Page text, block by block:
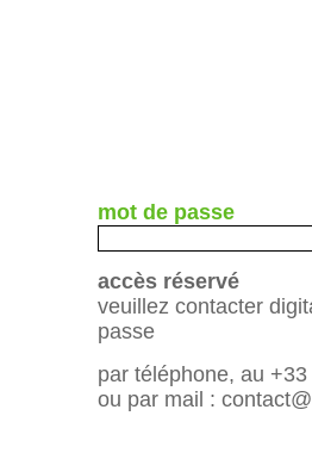
mot de passe
accès réservé
veuillez contacter
passe
par téléphone, au
ou par mail :